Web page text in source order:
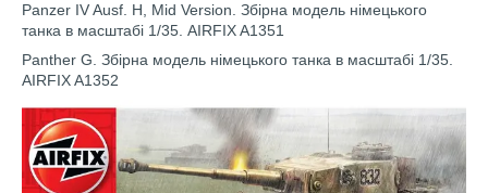
Panzer IV Ausf. H, Mid Version. Збірна модель німецького
танка в масштабі 1/35. AIRFIX A1351
Panther G. Збірна модель німецького танка в масштабі 1/35.
AIRFIX A1352